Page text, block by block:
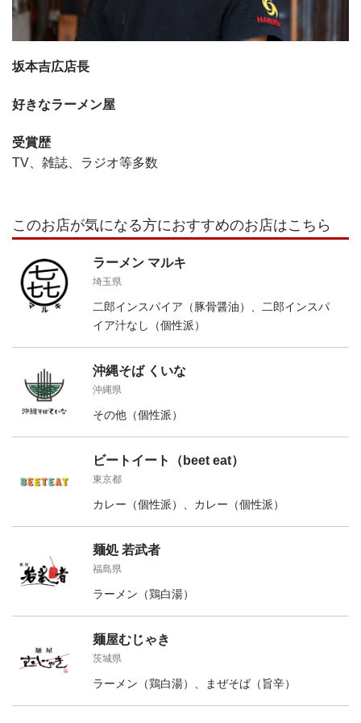
坂本吉広店長
好きなラーメン屋
受賞歴
TV、雑誌、ラジオ等多数
このお店が気になる方におすすめのお店はこちら
ラーメン マルキ
埼玉県
二郎インスパイア（豚骨醤油）、二郎インスパ
イア汁なし（個性派）
沖縄そば くいな
沖縄県
その他（個性派）
ビートイート（beet eat）
東京都
カレー（個性派）、カレー（個性派）
麺処 若武者
福島県
ラーメン（鶏白湯）
麺屋むじゃき
茨城県
ラーメン（鶏白湯）、まぜそば（旨辛）